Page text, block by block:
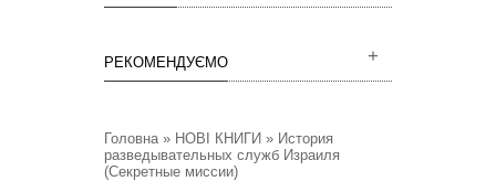
РЕКОМЕНДУЄМО
Головна» НОВІ КНИГИ » История
разведывательных служб Израиля
(Секретные миссии)